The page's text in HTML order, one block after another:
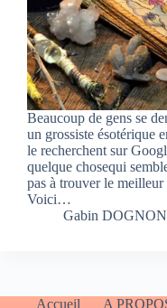
Beaucoup de gens se
un grossiste ésotérique
le recherchent sur
quelque chosequi
pas à trouver le meilleur
Voici…
Gabin DOGNON
Accueil A